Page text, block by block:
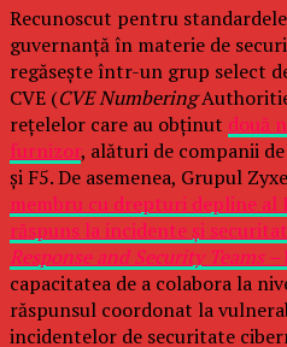
Recunoscut pentru
guvernanță în materie de
regăsește într-un grup select
CVE (CVE Numbering
rețelelor care au obținut două
furnizor, alături de companii
și F5. De asemenea, Grupul
membru cu drepturi depline al
răspuns la incidente și
Response and Security Teams –
capacitatea de a colabora la
răspunsul coordonat la
incidentelor de securitate